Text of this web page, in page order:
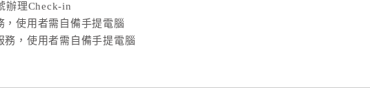
辦理Check-in
，使用者需自備手提電腦
務，使用者需自備手提電腦